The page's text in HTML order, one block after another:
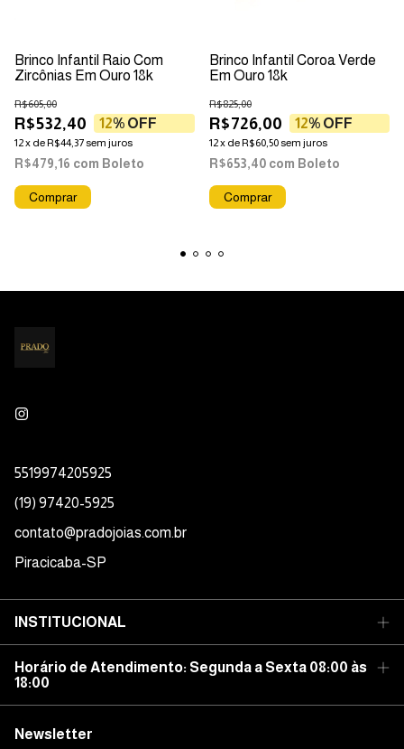
Brinco Infantil Raio Com
Zircônias Em Ouro 18k
R$532,40
R$605,00
12% OFF
12x deR$44,37sem juros
R$479,16 com Boleto
Brinco Infantil Coroa Verde
Em Ouro 18k
R$726,00
R$825,00
12% OFF
12x deR$60,50sem juros
R$653,40 com Boleto
5519974205925
(19) 97420-5925
contato@pradojoias.com.br
Piracicaba-SP
INSTITUCIONAL
Horário de Atendimento: Segunda a Sexta 08:00 às
18:00
Newsletter